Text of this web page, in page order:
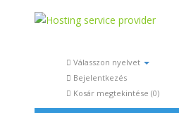
Válasszon nyelvet
Bejelentkezés
Kosár megtekintése (0)